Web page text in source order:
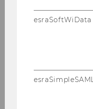
Algorithmen
ver­brauchs
Vi­de­os
esraSoftWiData